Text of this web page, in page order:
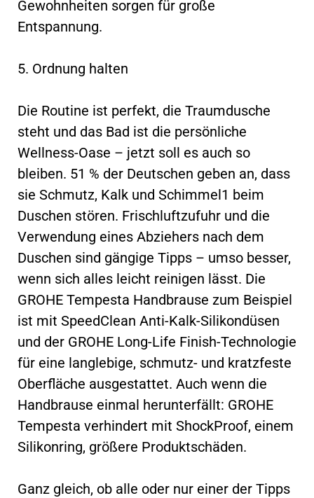
Gewohnheiten sorgen für große
Entspannung.
5. Ordnung halten
Die Routine ist perfekt, die Traumdusche
steht und das Bad ist die persönliche
Wellness-Oase – jetzt soll es auch so
bleiben. 51 % der Deutschen geben an, dass
sie Schmutz, Kalk und Schimmel1 beim
Duschen stören. Frischluftzufuhr und die
Verwendung eines Abziehers nach dem
Duschen sind gängige Tipps – umso besser,
wenn sich alles leicht reinigen lässt. Die
GROHE Tempesta Handbrause zum Beispiel
ist mit SpeedClean Anti-Kalk-Silikondüsen
und der GROHE Long-Life Finish-Technologie
für eine langlebige, schmutz- und kratzfeste
Oberfläche ausgestattet. Auch wenn die
Handbrause einmal herunterfällt: GROHE
Tempesta verhindert mit ShockProof, einem
Silikonring, größere Produktschäden.
Ganz gleich, ob alle oder nur einer der Tipps